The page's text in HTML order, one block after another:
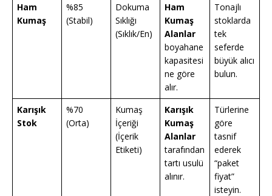
Ham
Kumaş
%85
(Stabil)
Dokuma
Sıklığı
(Sıklık/En)
Ham
Kumaş
Alanlar
boyahane
kapasitesi
ne göre
alır.
Tonajlı
stoklarda
tek
seferde
büyük alıcı
bulun.
Karışık
Stok
%70
(Orta)
Kumaş
İçeriği
(İçerik
Etiketi)
Karışık
Kumaş
Alanlar
tarafından
tartı usulü
alınır.
Türlerine
göre
tasnif
ederek
“paket
fiyat”
isteyin.